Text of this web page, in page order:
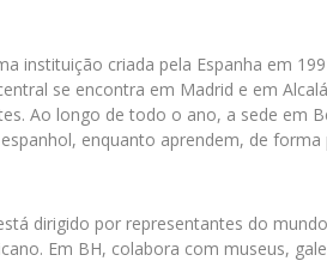
instituição criada pela Espanha em
se encontra em Madrid e em
Ao longo de todo o ano, a sede em
enquanto aprendem, de
dirigido por representantes do
Em BH, colabora com museus,